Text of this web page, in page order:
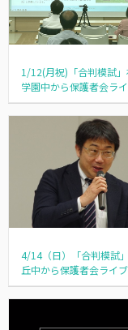
1/12(月祝)「合判模試
学園中から保護者会ラ
4/14（日）「合判模試
丘中から保護者会ライ